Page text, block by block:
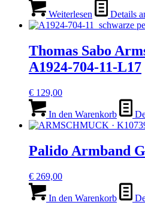
Weiterlesen Details
Thomas Sabo
A1924-704-11-L17
€ 129,00
In den Warenkorb
Palido Armband
€ 269,00
In den Warenkorb